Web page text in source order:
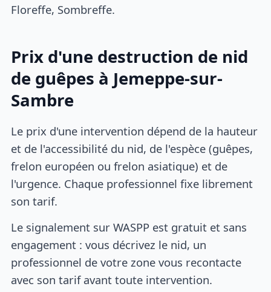
Floreffe, Sombreffe.
Prix d'une destruction de nid
de guêpes à Jemeppe-sur-
Sambre
Le prix d'une intervention dépend de la hauteur
et de l'accessibilité du nid, de l'espèce (guêpes,
frelon européen ou frelon asiatique) et de
l'urgence. Chaque professionnel fixe librement
son tarif.
Le signalement sur WASPP est gratuit et sans
engagement : vous décrivez le nid, un
professionnel de votre zone vous recontacte
avec son tarif avant toute intervention.